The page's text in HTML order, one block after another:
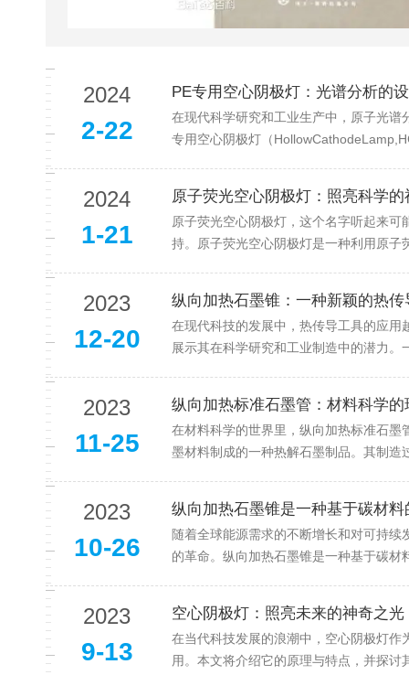
2024
2-22
PE专用空心阴极灯：光谱分析的
在现代科学研究和工业生产中，原子光
专用空心阴极灯（
2024
1-21
原子荧光空心阴极灯：照亮科学的
原子荧光空心阴极灯，这个名字听起来
持。原子荧光空心阴极灯是一种利用原
2023
12-20
纵向加热石墨锥：一种新颖的热传
在现代科技的发展中，热传导工具的应
展示其在科学研究和工业制造中的潜力
2023
11-25
纵向加热标准石墨管：材料科学的
在材料科学的世界里，纵向加热标准石
墨材料制成的一种热解石墨制品。其制
2023
10-26
纵向加热石墨锥是一种基于碳材
随着全球能源需求的不断增长和对可持
的革命。纵向加热石墨锥是一种基于碳
2023
9-13
空心阴极灯：照亮未来的神奇之光
在当代科技发展的浪潮中，空心阴极灯
用。本文将介绍它的原理与特点，并探